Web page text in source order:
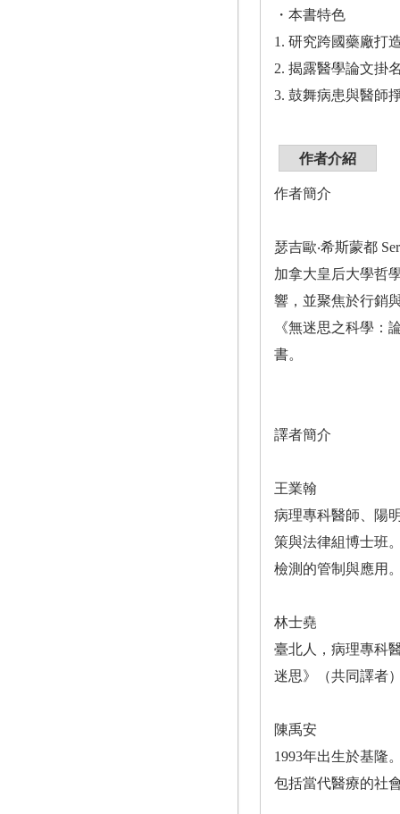
・本書特色
1. 研究跨國藥廠打
2. 揭露醫學論文掛
3. 鼓舞病患與醫師
作者介紹
作者簡介
瑟吉歐‧希斯蒙都
加拿大皇后大學哲
響，並聚焦於行銷
《無迷思之科學：
書。
譯者簡介
王業翰
病理專科醫師、陽
策與法律組博士班
檢測的管制與應用
林士堯
臺北人，病理專科
迷思》（共同譯者
陳禹安
1993年出生於基隆
包括當代醫療的社